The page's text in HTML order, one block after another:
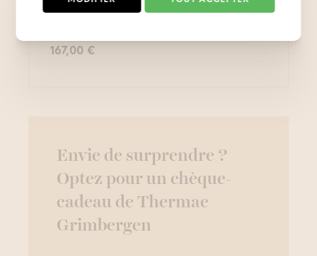
167,00 €
Envie de surprendre ?
Optez pour un chèque-
cadeau de Thermae
Grimbergen